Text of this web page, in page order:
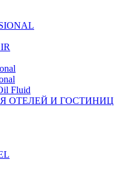
Fluid
ОТЕЛЕЙ И ГОСТИНИЦ